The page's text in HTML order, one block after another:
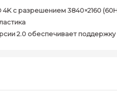
с разрешением 3840×2160
2.0 обеспечивает